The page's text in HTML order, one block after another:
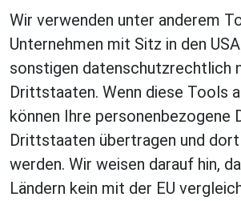
Wir verwenden unter anderem
Unternehmen mit Sitz in den
sonstigen datenschutzrechtlich
Drittstaaten. Wenn diese Tools
können Ihre personenbezogene
Drittstaaten übertragen und
werden. Wir weisen darauf hin,
Ländern kein mit der EU